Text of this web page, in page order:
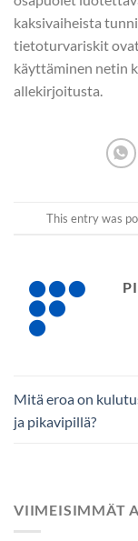
kaksivaiheista
tietoturvariskit
käyttäminen netin
allekirjoitusta.
This entry was
Mitä eroa on
ja pikavipillä?
VIIMEISIMMÄT